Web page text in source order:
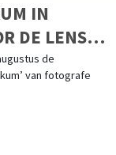
IN
DE LENS
de
van fotografe